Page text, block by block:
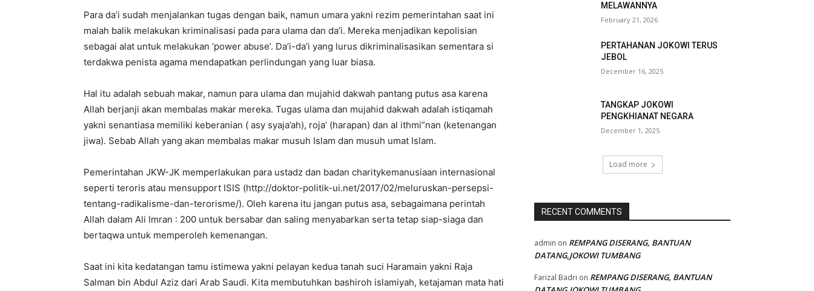
Para da’i sudah menjalankan tugas dengan baik, namun umara yakni rezim pemerintahan saat ini
malah balik melakukan kriminalisasi pada para ulama dan da’i. Mereka menjadikan kepolisian
sebagai alat untuk melakukan ‘power abuse’. Da’i-da’i yang lurus dikriminalisasikan sementara si
terdakwa penista agama mendapatkan perlindungan yang luar biasa.
Hal itu adalah sebuah makar, namun para ulama dan mujahid dakwah pantang putus asa karena
Allah berjanji akan membalas makar mereka. Tugas ulama dan mujahid dakwah adalah istiqamah
yakni senantiasa memiliki keberanian ( asy syaja’ah), roja’ (harapan) dan al ithmi”nan (ketenangan
jiwa). Sebab Allah yang akan membalas makar musuh Islam dan musuh umat Islam.
Pemerintahan JKW-JK memperlakukan para ustadz dan badan charitykemanusiaan internasional
seperti teroris atau mensupport ISIS (http://doktor-politik-ui.net/2017/02/meluruskan-persepsi-
tentang-radikalisme-dan-terorisme/). Oleh karena itu jangan putus asa, sebagaimana perintah
Allah dalam Ali Imran : 200 untuk bersabar dan saling menyabarkan serta tetap siap-siaga dan
bertaqwa untuk memperoleh kemenangan.
Saat ini kita kedatangan tamu istimewa yakni pelayan kedua tanah suci Haramain yakni Raja
Salman bin Abdul Aziz dari Arab Saudi. Kita membutuhkan bashiroh islamiyah, ketajaman mata hati
MELAWANNYA
February 21, 2026
PERTAHANAN JOKOWI TERUS
JEBOL
December 16, 2025
TANGKAP JOKOWI
PENGKHIANAT NEGARA
December 1, 2025
Load more
RECENT COMMENTS
admin on REMPANG DISERANG, BANTUAN
DATANG,JOKOWI TUMBANG
Farizal Badri on REMPANG DISERANG, BANTUAN